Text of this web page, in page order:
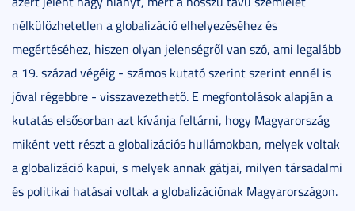
nélkülözhetetlen a globalizáció elhelyezéséhez és
megértéséhez, hiszen olyan jelenségről van szó, ami legalább
a 19. század végéig - számos kutató szerint szerint ennél is
jóval régebbre - visszavezethető. E megfontolások alapján a
kutatás elsősorban azt kívánja feltárni, hogy Magyarország
miként vett részt a globalizációs hullámokban, melyek voltak
a globalizáció kapui, s melyek annak gátjai, milyen társadalmi
és politikai hatásai voltak a globalizációnak Magyarországon.